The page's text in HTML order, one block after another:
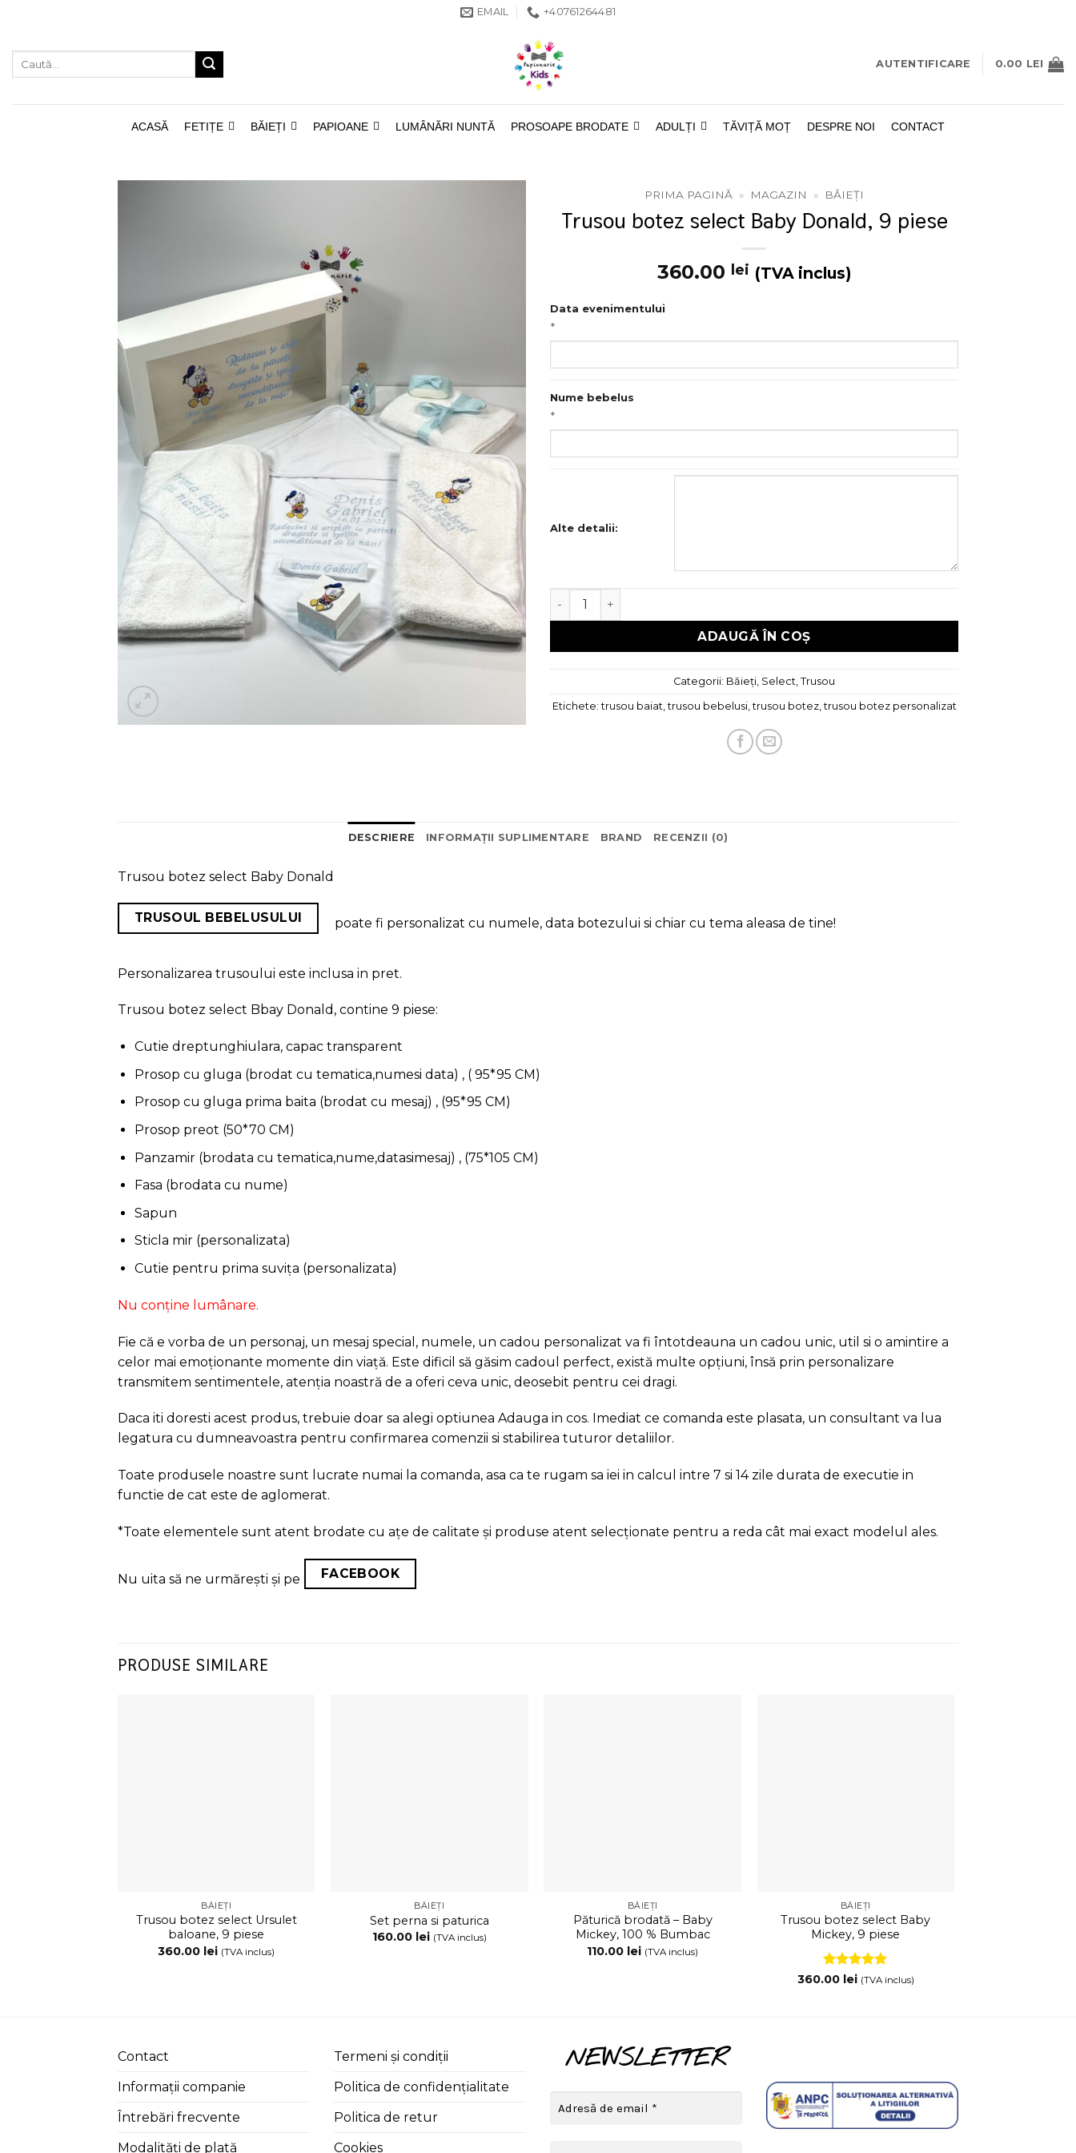
content
EMAIL +40761264481
AUTENTIFICARE 0.00 LEI
ACASĂ FETIȚE BĂIEȚI PAPIOANE LUMÂNĂRI NUNTĂ PROSOAPE BRODATE ADULȚI TĂVIȚĂ MOȚ DESPRE NOI CONTACT
PRIMA PAGINĂ » MAGAZIN » BĂIEȚI
Trusou botez select Baby Donald, 9 piese
360.00 lei (TVA inclus)
Data evenimentului
*
Nume bebelus
*
Alte detalii:
Cantitate Trusou botez select Baby Donald, 9 piese
ADAUGĂ ÎN COȘ
Categorii: Băieți Select Trusou
Etichete:trusou baiat ,trusou bebelusi,trusou botez,trusou botez personalizat
DESCRIERE INFORMAȚII SUPLIMENTARE BRAND RECENZII (0)
Trusou botez select Baby Donald
TRUSOUL BEBELUSULUI poate fi personalizat cu numele, data botezului si chiar cu tema aleasa de tine!
Personalizarea trusoului este inclusa in pret.
Trusou botez select Bbay Donald, contine 9 piese:
Cutie dreptunghiulara, capac transparent
Prosop cu gluga (brodat cu tematica,numesi data) , ( 95*95 CM)
Prosop cu gluga prima baita (brodat cu mesaj) , (95*95 CM)
Prosop preot (50*70 CM)
Panzamir (brodata cu tematica,nume,datasimesaj) , (75*105 CM)
Fasa (brodata cu nume)
Sapun
Sticla mir (personalizata)
Cutie pentru prima suvița (personalizata)
Nu conține lumânare.
Fie că e vorba de un personaj, un mesaj special, numele, un cadou personalizat va fi întotdeauna un cadou unic, util si o amintire a
celor mai emoționante momente din viață. Este dificil să găsim cadoul perfect, există multe opțiuni, însă prin personalizare
transmitem sentimentele, atenția noastră de a oferi ceva unic, deosebit pentru cei dragi.
Daca iti doresti acest produs, trebuie doar sa alegi optiunea Adauga in cos. Imediat ce comanda este plasata, un consultant va lua
legatura cu dumneavoastra pentru confirmarea comenzii si stabilirea tuturor detaliilor.
Toate produsele noastre sunt lucrate numai la comanda, asa ca te rugam sa iei in calcul intre 7 si 14 zile durata de executie in
functie de cat este de aglomerat.
*Toate elementele sunt atent brodate cu ațe de calitate și produse atent selecționate pentru a reda cât mai exact modelul ales.
Nu uita să ne urmărești și pe FACEBOOK
PRODUSE SIMILARE
BĂIEȚI
Trusou botez select Ursulet
baloane, 9 piese
360.00 lei (TVA inclus)
BĂIEȚI
Set perna si paturica
160.00 lei (TVA inclus)
BĂIEȚI
Păturică brodată – Baby
Mickey, 100 % Bumbac
110.00 lei (TVA inclus)
BĂIEȚI
Trusou botez select Baby
Mickey, 9 piese
Evaluat la
360.00 lei (TVA inclus)
Contact
Informații companie
Întrebări frecvente
Modalități de plată
Termeni și condiții
Politica de confidențialitate
Politica de retur
Cookies
NEWSLETTER